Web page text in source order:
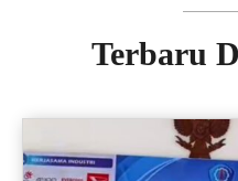
Terbaru